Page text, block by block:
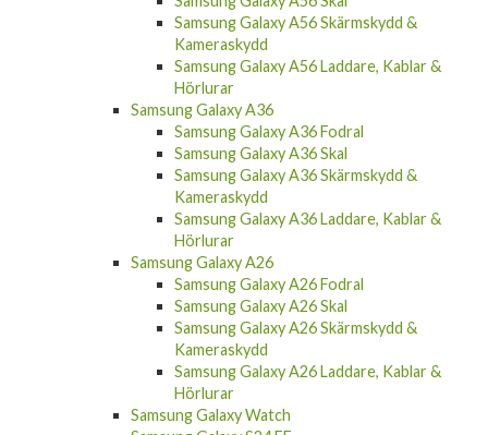
Kameraskydd
Samsung Galaxy A56 Laddare, Kablar &
Hörlurar
Samsung Galaxy A36
Samsung Galaxy A36 Fodral
Samsung Galaxy A36 Skal
Samsung Galaxy A36 Skärmskydd &
Kameraskydd
Samsung Galaxy A36 Laddare, Kablar &
Hörlurar
Samsung Galaxy A26
Samsung Galaxy A26 Fodral
Samsung Galaxy A26 Skal
Samsung Galaxy A26 Skärmskydd &
Kameraskydd
Samsung Galaxy A26 Laddare, Kablar &
Hörlurar
Samsung Galaxy Watch
Samsung Galaxy S24 FE